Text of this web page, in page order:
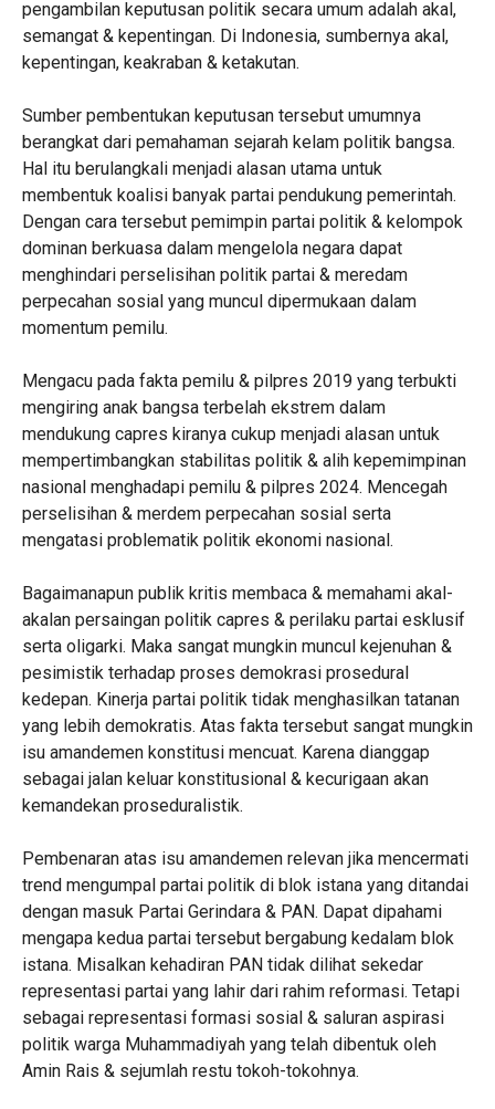
pengambilan keputusan politik secara umum adalah akal,
semangat & kepentingan. Di Indonesia, sumbernya akal,
kepentingan, keakraban & ketakutan.
Sumber pembentukan keputusan tersebut umumnya
berangkat dari pemahaman sejarah kelam politik bangsa.
Hal itu berulangkali menjadi alasan utama untuk
membentuk koalisi banyak partai pendukung pemerintah.
Dengan cara tersebut pemimpin partai politik & kelompok
dominan berkuasa dalam mengelola negara dapat
menghindari perselisihan politik partai & meredam
perpecahan sosial yang muncul dipermukaan dalam
momentum pemilu.
Mengacu pada fakta pemilu & pilpres 2019 yang terbukti
mengiring anak bangsa terbelah ekstrem dalam
mendukung capres kiranya cukup menjadi alasan untuk
mempertimbangkan stabilitas politik & alih kepemimpinan
nasional menghadapi pemilu & pilpres 2024. Mencegah
perselisihan & merdem perpecahan sosial serta
mengatasi problematik politik ekonomi nasional.
Bagaimanapun publik kritis membaca & memahami akal-
akalan persaingan politik capres & perilaku partai esklusif
serta oligarki. Maka sangat mungkin muncul kejenuhan &
pesimistik terhadap proses demokrasi prosedural
kedepan. Kinerja partai politik tidak menghasilkan tatanan
yang lebih demokratis. Atas fakta tersebut sangat mungkin
isu amandemen konstitusi mencuat. Karena dianggap
sebagai jalan keluar konstitusional & kecurigaan akan
kemandekan proseduralistik.
Pembenaran atas isu amandemen relevan jika mencermati
trend mengumpal partai politik di blok istana yang ditandai
dengan masuk Partai Gerindara & PAN. Dapat dipahami
mengapa kedua partai tersebut bergabung kedalam blok
istana. Misalkan kehadiran PAN tidak dilihat sekedar
representasi partai yang lahir dari rahim reformasi. Tetapi
sebagai representasi formasi sosial & saluran aspirasi
politik warga Muhammadiyah yang telah dibentuk oleh
Amin Rais & sejumlah restu tokoh-tokohnya.